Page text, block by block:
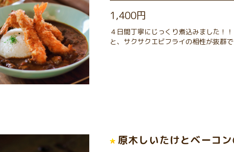
1,400円
４日間丁寧にじっくり煮込みました！
と、サクサクエビフライの相性が抜群
原木しいたけとベーコ